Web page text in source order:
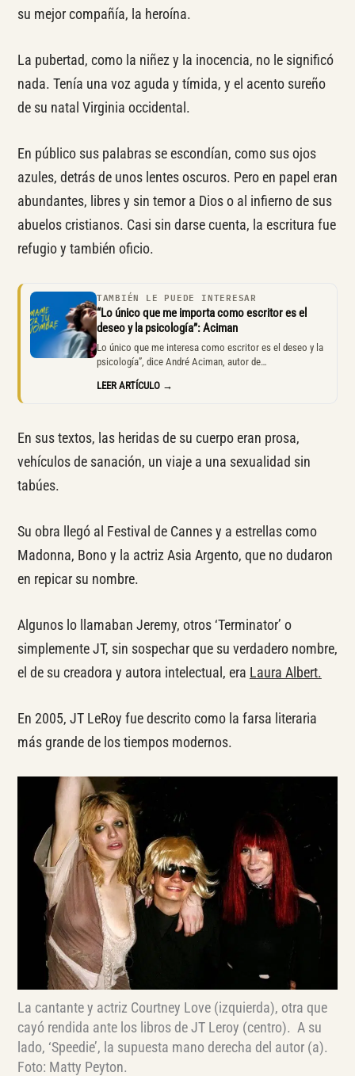
su mejor compañía, la heroína.
La pubertad, como la niñez y la inocencia, no le significó
nada. Tenía una voz aguda y tímida, y el acento sureño
de su natal Virginia occidental.
En público sus palabras se escondían, como sus ojos
azules, detrás de unos lentes oscuros. Pero en papel eran
abundantes, libres y sin temor a Dios o al infierno de sus
abuelos cristianos. Casi sin darse cuenta, la escritura fue
refugio y también oficio.
TAMBIÉN LE PUEDE INTERESAR
“Lo único que me importa como escritor es el
deseo y la psicología”: Aciman
Lo único que me interesa como escritor es el deseo y la
psicología”, dice André Aciman, autor de…
LEER ARTÍCULO →
En sus textos, las heridas de su cuerpo eran prosa,
vehículos de sanación, un viaje a una sexualidad sin
tabúes.
Su obra llegó al Festival de Cannes y a estrellas como
Madonna, Bono y la actriz Asia Argento, que no dudaron
en repicar su nombre.
Algunos lo llamaban Jeremy, otros ‘Terminator’ o
simplemente JT, sin sospechar que su verdadero nombre,
el de su creadora y autora intelectual, era Laura Albert.
En 2005, JT LeRoy fue descrito como la farsa literaria
más grande de los tiempos modernos.
La cantante y actriz Courtney Love (izquierda), otra que
cayó rendida ante los libros de JT Leroy (centro). A su
lado, ‘Speedie’, la supuesta mano derecha del autor (a).
Foto: Matty Peyton.